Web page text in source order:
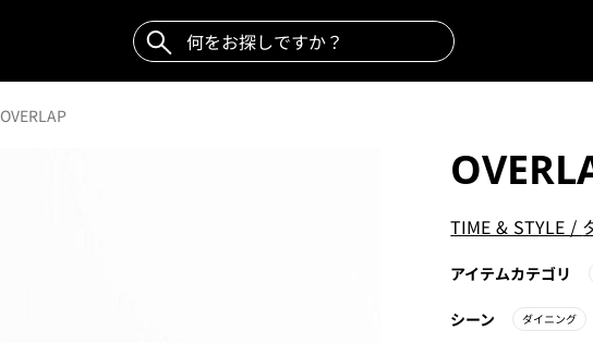
OVERLAP
TIME & STYLE /
アイテムカテゴリ
シーン ダイニング